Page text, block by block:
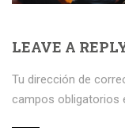
LEAVE A
Tu dirección de
campos obligatorios